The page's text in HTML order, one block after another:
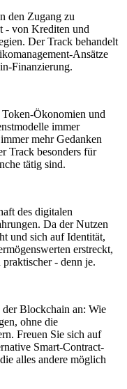
den Zugang zu
- von Krediten und
Der Track behandelt
Ansätze
Finanzierung.
Ökonomien und
immer
mehr Gedanken
Track besonders für
tätig sind.
des digitalen
Da der Nutzen
und sich auf Identität,
erstreckt,
- denn je.
der Blockchain an: Wie
ohne die
Freuen Sie sich auf
Smart-Contract-
alles andere möglich